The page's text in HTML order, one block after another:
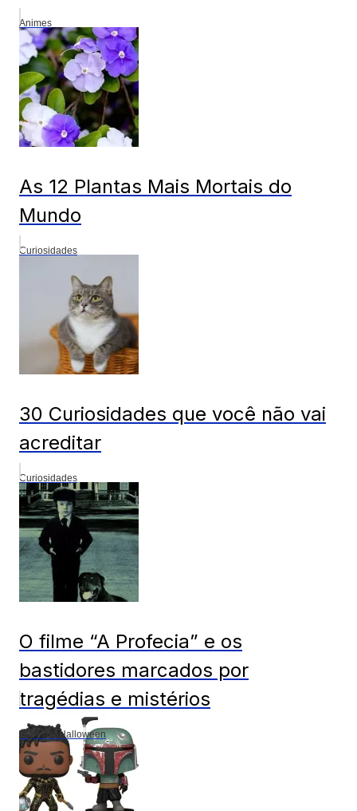
Animes
As 12 Plantas Mais Mortais do
Mundo
Curiosidades
30 Curiosidades que você não vai
acreditar
Curiosidades
O filme “A Profecia” e os
bastidores marcados por
tragédias e mistérios
Especial Halloween